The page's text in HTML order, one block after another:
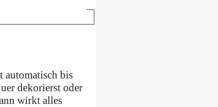
automatisch bis
dekorierst oder
wirkt alles